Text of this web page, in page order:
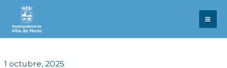
contenido
1 octubre, 2025